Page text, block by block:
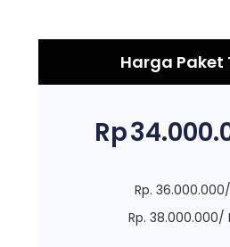
Harga Paket
Rp
Rp.
Rp. 38.000.000/